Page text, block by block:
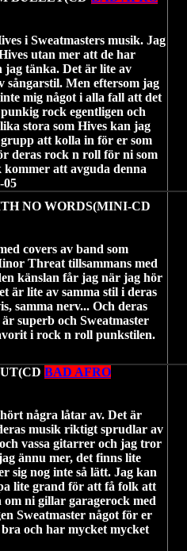
i Sweatmasters musik. Jag
utan mer att de har
jag tänka. Det är lite av
sångarstil. Men eftersom jag
mig något i alla fall att det
rock egentligen och
stora som Hives kan jag
att kolla in för er som
deras rock n roll för ni som
att avguda denna
05
NO WORDS(MINI-CD
covers av band som
Threat tillsammans med
känslan får jag när jag hör
är lite av samma stil i deras
samma nerv... Och deras
superb och Sweatmaster
i rock n roll punkstilen.
BAD AFRO
några låtar av. Det är
musik riktigt sprudlar av
vassa gitarrer och jag tror
ännu mer, det finns lite
sig nog inte så lätt. Jag kan
lite grand för att få folk att
ni gillar garagerock med
Sweatmaster något för er
och har mycket mycket